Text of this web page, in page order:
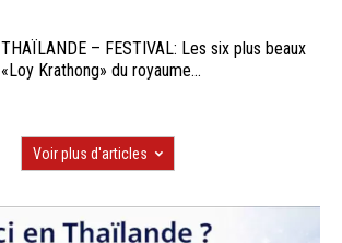
THAÏLANDE – FESTIVAL: Les six plus beaux
«Loy Krathong» du royaume...
Voir plus d'articles